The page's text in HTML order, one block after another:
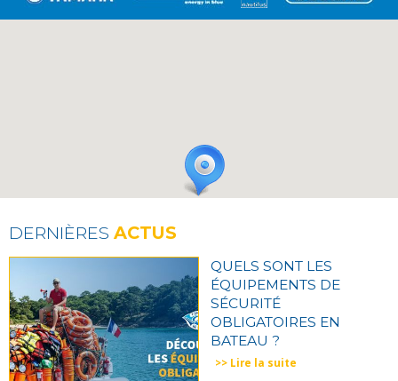
DERNIÈRES ACTUS
QUELS SONT LES
ÉQUIPEMENTS DE
SÉCURITÉ
OBLIGATOIRES EN
BATEAU ?
>> Lire la suite